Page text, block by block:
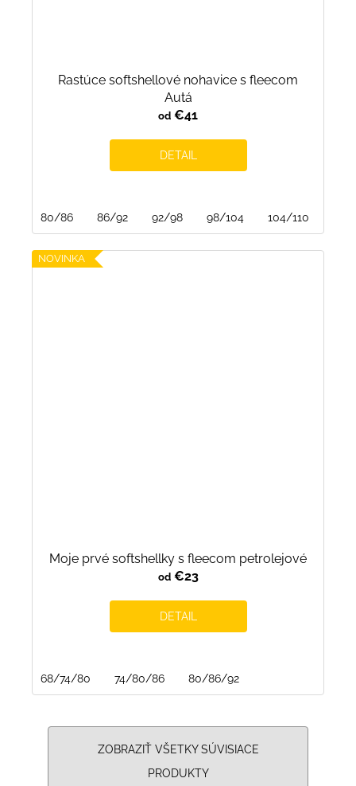
Rastúce softshellové nohavice s fleecom
Autá
od €41
DETAIL
80/86 86/92 92/98 98/104 104/110
NOVINKA
Moje prvé softshellky s fleecom petrolejové
od€23
DETAIL
68/74/80 74/80/86 80/86/92
ZOBRAZIŤ VŠETKY SÚVISIACE
PRODUKTY